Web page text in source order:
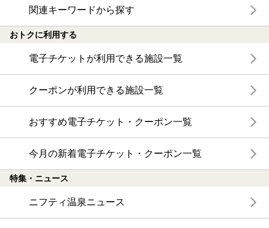
関連キーワードから探す
おトクに利用する
電子チケットが利用できる施設一覧
クーポンが利用できる施設一覧
おすすめ電子チケット・クーポン一覧
今月の新着電子チケット・クーポン一覧
特集・ニュース
ニフティ温泉ニュース